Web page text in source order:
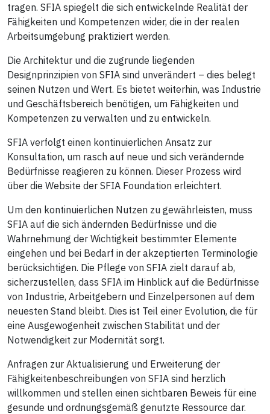
tragen. SFIA spiegelt die sich entwickelnde Realität der
Fähigkeiten und Kompetenzen wider, die in der realen
Arbeitsumgebung praktiziert werden.
Die Architektur und die zugrunde liegenden
Designprinzipien von SFIA sind unverändert – dies belegt
seinen Nutzen und Wert. Es bietet weiterhin, was Industrie
und Geschäftsbereich benötigen, um Fähigkeiten und
Kompetenzen zu verwalten und zu entwickeln.
SFIA verfolgt einen kontinuierlichen Ansatz zur
Konsultation, um rasch auf neue und sich verändernde
Bedürfnisse reagieren zu können. Dieser Prozess wird
über die Website der SFIA Foundation erleichtert.
Um den kontinuierlichen Nutzen zu gewährleisten, muss
SFIA auf die sich ändernden Bedürfnisse und die
Wahrnehmung der Wichtigkeit bestimmter Elemente
eingehen und bei Bedarf in der akzeptierten Terminologie
berücksichtigen. Die Pflege von SFIA zielt darauf ab,
sicherzustellen, dass SFIA im Hinblick auf die Bedürfnisse
von Industrie, Arbeitgebern und Einzelpersonen auf dem
neuesten Stand bleibt. Dies ist Teil einer Evolution, die für
eine Ausgewogenheit zwischen Stabilität und der
Notwendigkeit zur Modernität sorgt.
Anfragen zur Aktualisierung und Erweiterung der
Fähigkeitenbeschreibungen von SFIA sind herzlich
willkommen und stellen einen sichtbaren Beweis für eine
gesunde und ordnungsgemäß genutzte Ressource dar.